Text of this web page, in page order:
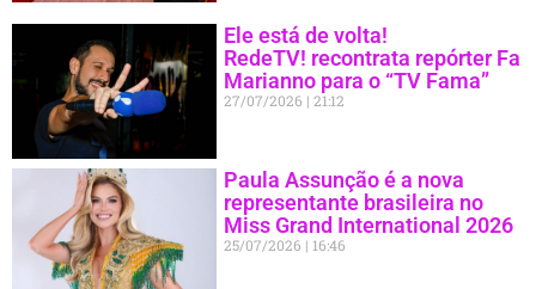
Ele está de volta!
RedeTV! recontrata repórter Fa
Marianno para o “TV Fama”
27/07/2026 21:12
Paula Assunção é a nova
representante brasileira no
Miss Grand International 2026
25/07/2026 16:46